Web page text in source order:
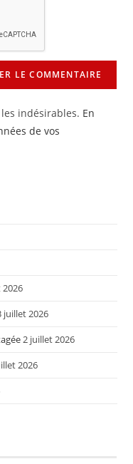
indésirables. En
de vos
2026
juillet 2026
2 juillet 2026
2026